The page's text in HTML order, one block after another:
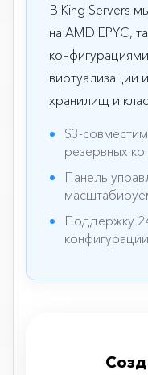
В King Servers
на AMD EPYC,
виртуализации
хранилищ и
S3-
резервных
Панель
Поддержку
конфигурации